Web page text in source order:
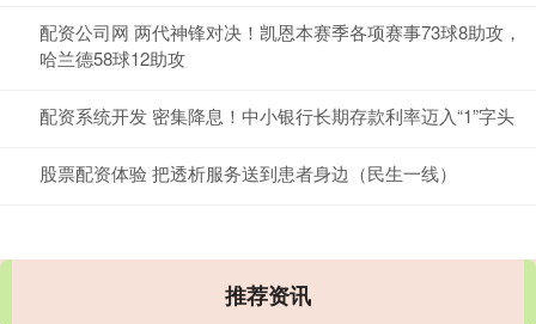
配资公司网 两代神锋对决！凯恩本赛季各项赛事73球8助攻，
哈兰德58球12助攻
配资系统开发 密集降息！中小银行长期存款利率迈入“1”字头
股票配资体验 把透析服务送到患者身边（民生一线）
推荐资讯